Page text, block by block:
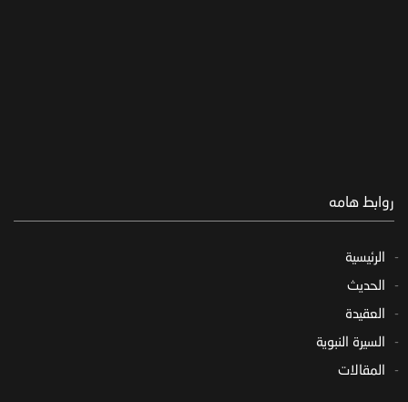
روابط هامه
الرئيسية
الحديث
العقيدة
السيرة النبوية
المقالات